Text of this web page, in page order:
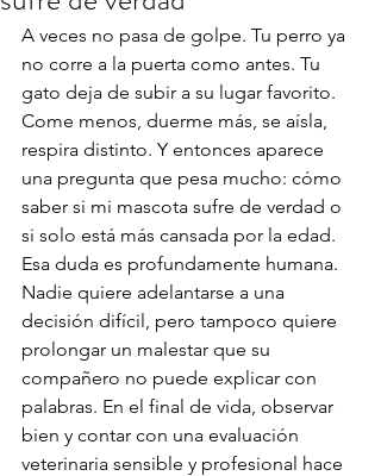
A veces no pasa de golpe. Tu perro ya
no corre a la puerta como antes. Tu
gato deja de subir a su lugar favorito.
Come menos, duerme más, se aísla,
respira distinto. Y entonces aparece
una pregunta que pesa mucho: cómo
saber si mi mascota sufre de verdad o
si solo está más cansada por la edad.
Esa duda es profundamente humana.
Nadie quiere adelantarse a una
decisión difícil, pero tampoco quiere
prolongar un malestar que su
compañero no puede explicar con
palabras. En el final de vida, observar
bien y contar con una evaluación
veterinaria sensible y profesional hace